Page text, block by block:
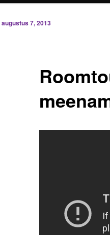
augustus 7, 2013